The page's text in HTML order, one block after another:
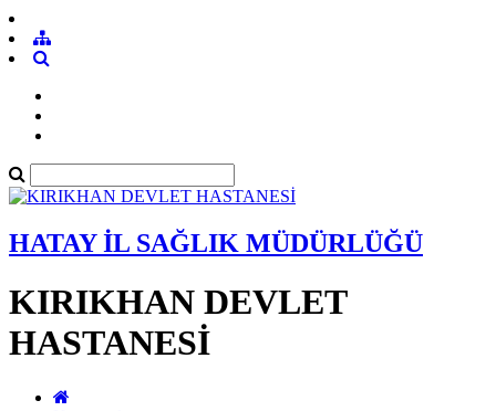
HATAY İL SAĞLIK MÜDÜRLÜĞÜ
KIRIKHAN DEVLET
HASTANESİ